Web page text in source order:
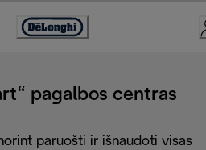
Accessibility
pagalbos centras
paruošti ir išnaudoti visas